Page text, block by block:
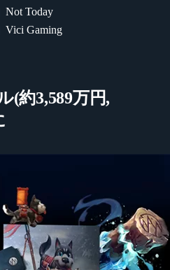
Not Today
Vici Gaming
(約3,589万円,